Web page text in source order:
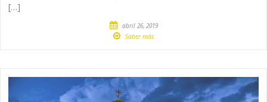
[…]
abril 26, 2019
Saber más